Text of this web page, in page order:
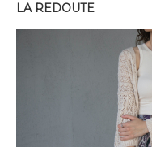
LA REDOUTE